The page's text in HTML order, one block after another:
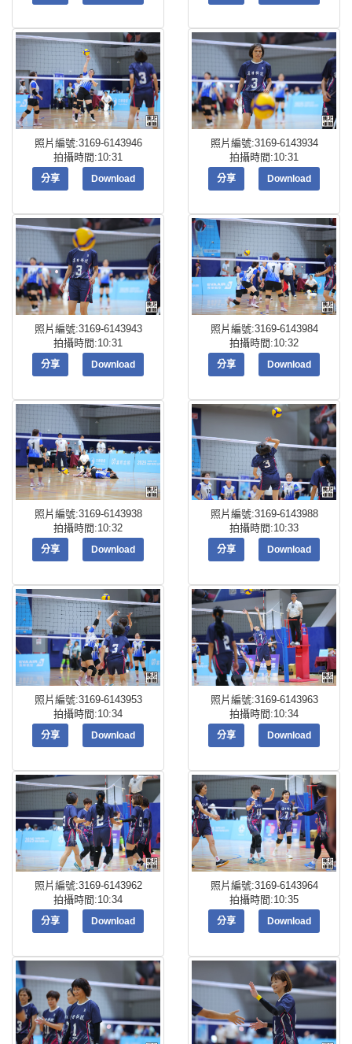
照片編號:3169-6143946
拍攝時間:10:31
分享 Download
照片編號:3169-6143934
拍攝時間:10:31
分享 Download
照片編號:3169-6143943
拍攝時間:10:31
分享 Download
照片編號:3169-6143984
拍攝時間:10:32
分享 Download
照片編號:3169-6143938
拍攝時間:10:32
分享 Download
照片編號:3169-6143988
拍攝時間:10:33
分享 Download
照片編號:3169-6143953
拍攝時間:10:34
分享 Download
照片編號:3169-6143963
拍攝時間:10:34
分享 Download
照片編號:3169-6143962
拍攝時間:10:34
分享 Download
照片編號:3169-6143964
拍攝時間:10:35
分享 Download